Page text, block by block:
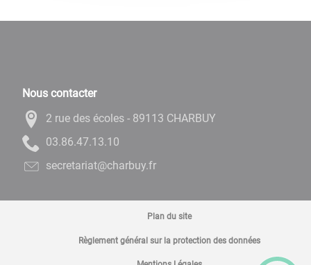
Nous contacter
2 rue des écoles - 89113 CHARBUY
01.31.74.68.30
rf.yubrahc@tairaterces
Plan du site
Règlement général sur la protection des données